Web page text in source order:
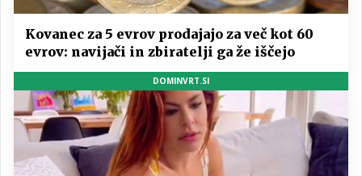
Kovanec za 5 evrov prodajajo za več kot 60
evrov: navijači in zbiratelji ga že iščejo
DOMINVRT.SI